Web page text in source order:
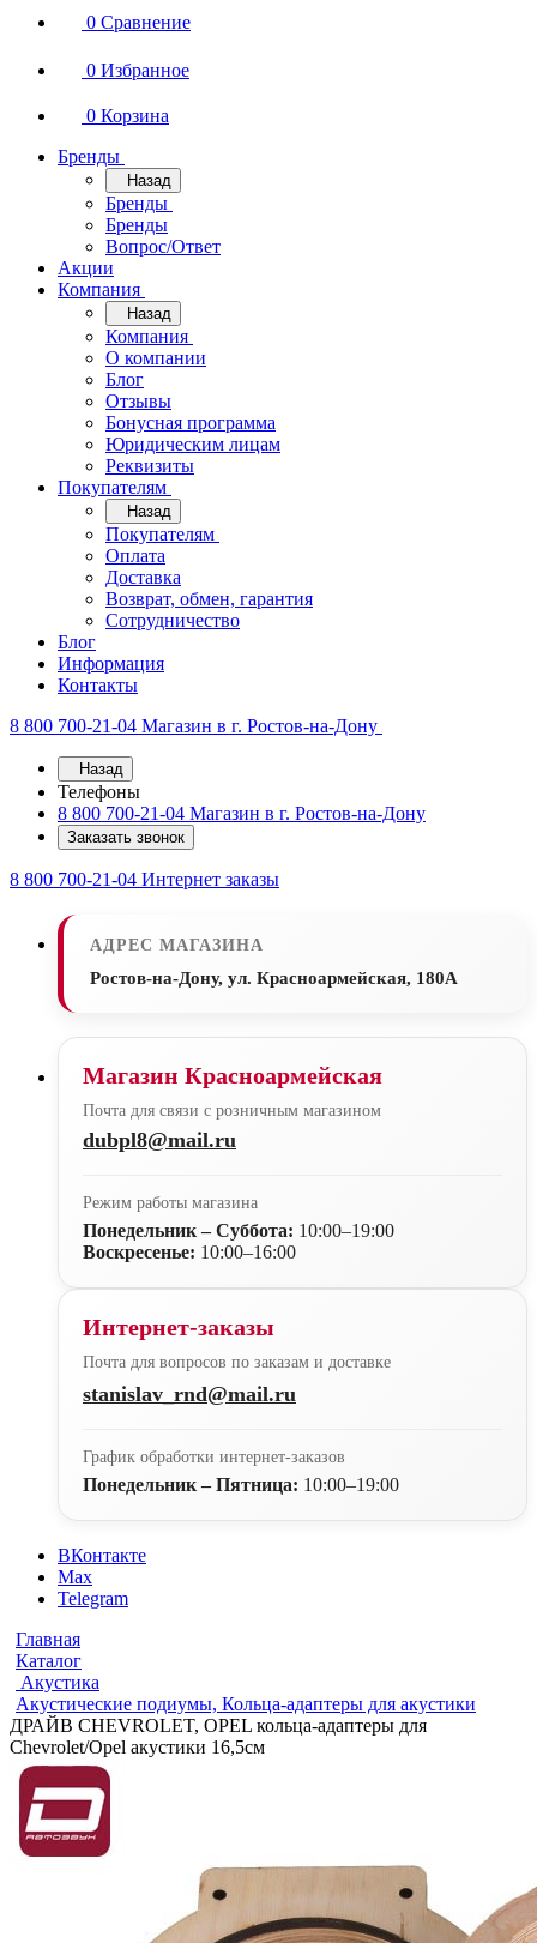
0 Сравнение
0 Избранное
0 Корзина
Бренды
Назад
Бренды
Бренды
Вопрос/Ответ
Акции
Компания
Назад
Компания
О компании
Блог
Отзывы
Бонусная программа
Юридическим лицам
Реквизиты
Покупателям
Назад
Покупателям
Оплата
Доставка
Возврат, обмен, гарантия
Сотрудничество
Блог
Информация
Контакты
8 800 700-21-04 Магазин в г. Ростов-на-Дону
Назад
Телефоны
8 800 700-21-04 Магазин в г. Ростов-на-Дону
Заказать звонок
8 800 700-21-04 Интернет заказы
АДРЕС МАГАЗИНА
Ростов-на-Дону, ул. Красноармейская, 180А
Магазин Красноармейская
Почта для связи с розничным магазином
dubpl8@mail.ru
Режим работы магазина
Понедельник – Суббота: 10:00–19:00
Воскресенье: 10:00–16:00
Интернет-заказы
Почта для вопросов по заказам и доставке
stanislav_rnd@mail.ru
График обработки интернет-заказов
Понедельник – Пятница: 10:00–19:00
ВКонтакте
Max
Telegram
Главная
Каталог
Акустика
Акустические подиумы, Кольца-адаптеры для акустики
ДРАЙВ CHEVROLET, OPEL кольца-адаптеры для
Chevrolet/Opel акустики 16,5см